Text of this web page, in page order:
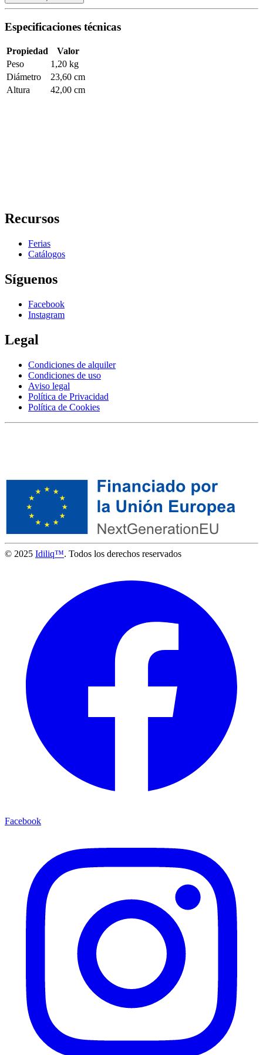
Especificaciones técnicas
Propiedad
Valor
Peso
1,20 kg
Diámetro
23,60 cm
Altura
42,00 cm
Recursos
Ferias
Catálogos
Síguenos
Facebook
Instagram
Legal
Condiciones de alquiler
Condiciones de uso
Aviso legal
Política de Privacidad
Política de Cookies
© 2025 Idiliq™. Todos los derechos reservados
Facebook